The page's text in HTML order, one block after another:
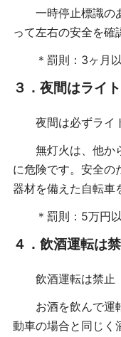
一時停止標識の
って左右の安全を確
＊罰則：3ヶ月以
３．夜間はライ
夜間は必ずライ
無灯火は、他か
に危険です。 安全の
器材を備えた自転車
＊罰則：5万円以
４．飲酒運転は
飲酒運転は禁止
お酒を飲んで運
動車の場合と同じく